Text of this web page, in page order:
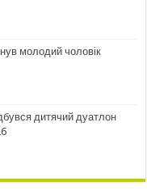
молодий чоловік
дитячий дуатлон